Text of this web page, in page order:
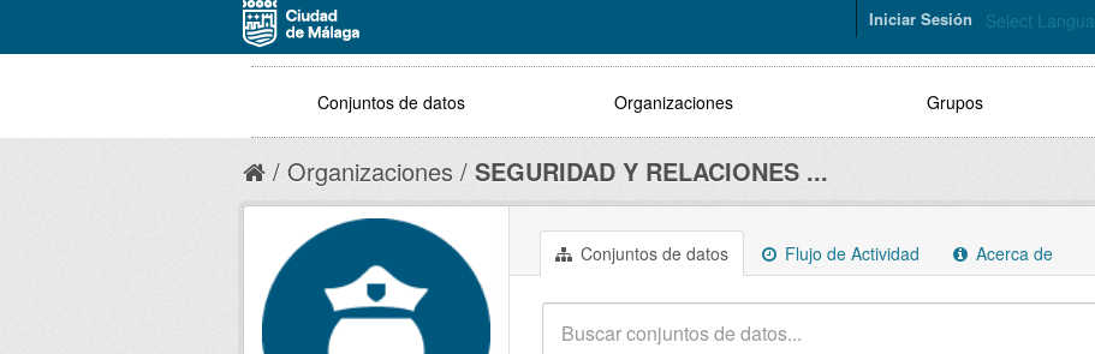
Select
Iniciar Sesión
Conjuntos de datos Organizaciones Grupos
Organizaciones SEGURIDAD Y RELACIONES ...
Conjuntos de datos Flujo de Actividad Acerca de